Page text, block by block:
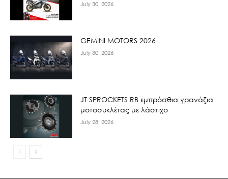
July 30, 2026
GEMINI MOTORS 2026
July 30, 2026
JT SPROCKETS RB εμπρόσθια γρανάζια
μοτοσυκλέτας με λάστιχο
July 28, 2026